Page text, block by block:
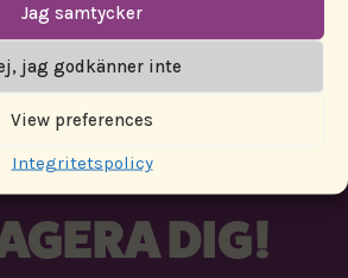
Jag samtycker
jag godkänner inte
View preferences
Integritetspolicy
DIG!